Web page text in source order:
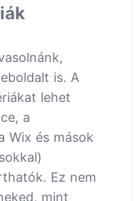
is. A
lehet
a
Wix és mások
Ez nem
mint